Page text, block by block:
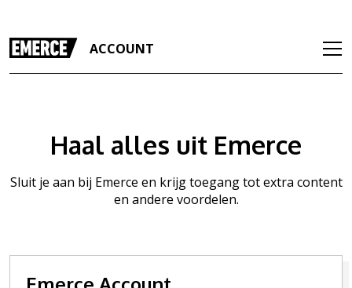
ACCOUNT
Haal alles uit Emerce
Sluit je aan bij Emerce en krijg toegang tot extra content
en andere voordelen.